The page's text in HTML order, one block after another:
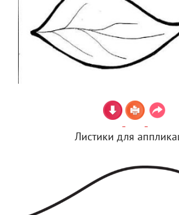
Листики для